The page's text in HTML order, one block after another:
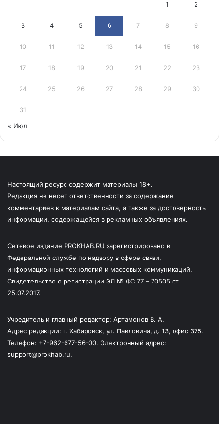
1 2
3 4 5 6 7 8 9
10 11 12 13 14 15 16
17 18 19 20 21 22 23
24 25 26 27 28 29 30
31
« Июл
Настоящий ресурс содержит материалы 18+.
Редакция не несет ответственности за содержание
комментариев к материалам сайта, а также за достоверность
информации, содержащейся в рекламных объявлениях.
Сетевое издание PROKHAB.RU зарегистрировано в
Федеральной службе по надзору в сфере связи,
информационных технологий и массовых коммуникаций.
Свидетельство о регистрации ЭЛ № ФС 77 – 70505 от
25.07.2017.
Учредитель и главный редактор: Артамонов В. А.
Адрес редакции: г. Хабаровск, ул. Павловича, д. 13, офис 375.
Телефон: +7-962-677-56-00. Электронный адрес:
support@prokhab.ru.